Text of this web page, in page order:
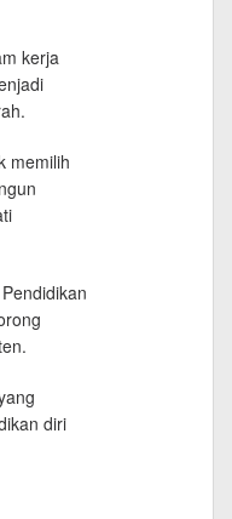
kerja
memilih
diri